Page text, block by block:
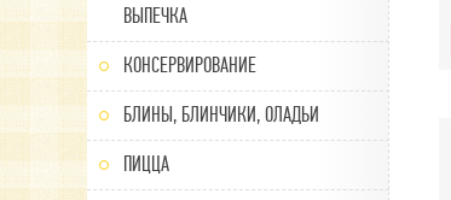
ВЫПЕЧКА
КОНСЕРВИРОВАНИЕ
БЛИНЫ, БЛИНЧИКИ, ОЛАДЬИ
ПИЦЦА